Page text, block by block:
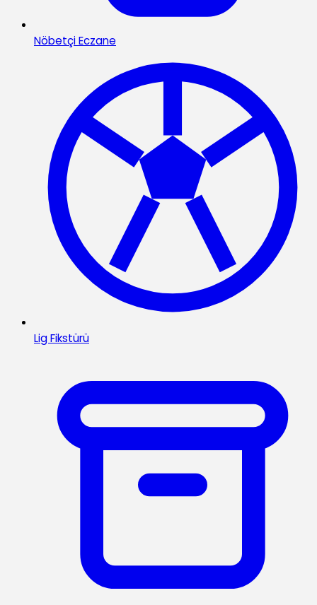
Nöbetçi Eczane
Lig Fikstürü